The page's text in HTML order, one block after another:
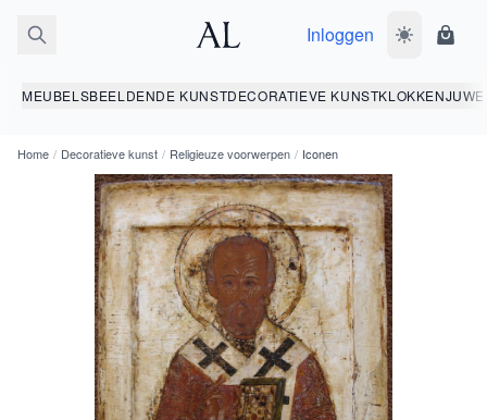
Inloggen Wissel
MEUBELSBEELDENDE KUNSTDECORATIEVE KUNSTKLOKKEN
Home / Decoratieve kunst / Religieuze voorwerpen / Iconen